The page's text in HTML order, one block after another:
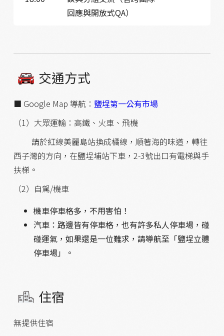
回應與開放式QA）
交通方式
■ Google Map 導航： 鹽埕第一公有市場
（1）大眾運輸：高鐵、火車、飛機
請於紅線美麗島站換成橘線，順著海的味道，轉往
西子灣的方向，在鹽埕埔站下車，2-3號出口有電梯與手
扶梯。
（2）自駕/機車
機車停車格多，不用害怕！
汽車：路邊皆有停車格，也有許多私人停車場，碰
碰運氣，如果還是一位難求，請導航至「鹽埕立體
停車場」。
住宿
無提供住宿